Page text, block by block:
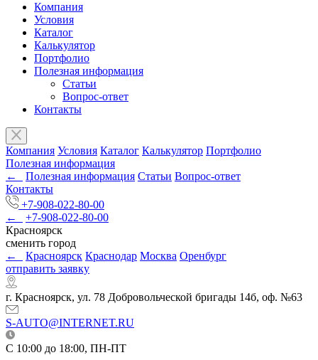
Компания
Условия
Каталог
Калькулятор
Портфолио
Полезная информация
Статьи
Вопрос-ответ
Контакты
Компания Условия Каталог Калькулятор Портфолио
Полезная информация
←
Полезная информация Статьи Вопрос-ответ
Контакты
+7-908-022-80-00
←
+7-908-022-80-00
Красноярск
сменить город
←
Красноярск Краснодар Москва Оренбург
отправить заявку
г. Красноярск, ул. 78 Добровольческой бригады 14б, оф. №63
S-AUTO@INTERNET.RU
C 10:00 до 18:00, ПН-ПТ